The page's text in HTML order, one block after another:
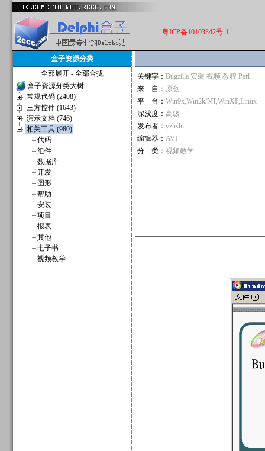
粤ICP备10103342号-1
盒子资源分类
全部展开 - 全部合拢
盒子资源分类大树
常规代码 (2408)
三方控件 (1643)
演示文档 (746)
相关工具 (980)
代码
组件
数据库
开发
图形
帮助
安装
项目
报表
其他
电子书
视频教学
关键字： Bugzilla 安装 视频 教程 Perl
来 自： 原创
平 台： Win9x,Win2k/NT,WinXP,Linux
深浅度： 高级
发布者： yzhshi
编辑器： AVI
分 类： 视频教学